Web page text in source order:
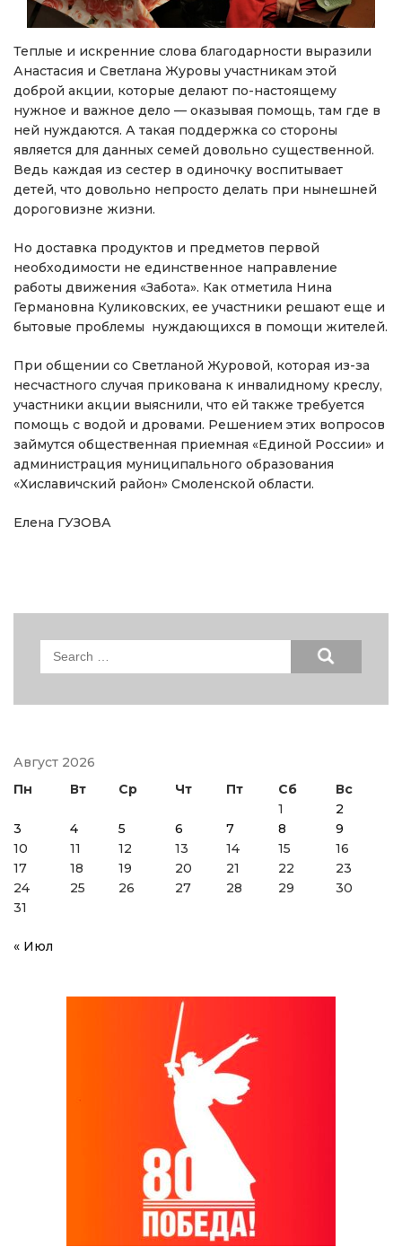
Теплые и искренние слова благодарности выразили
Анастасия и Светлана Журовы участникам этой
доброй акции, которые делают по-настоящему
нужное и важное дело — оказывая помощь, там где в
ней нуждаются. А такая поддержка со стороны
является для данных семей довольно существенной.
Ведь каждая из сестер в одиночку воспитывает
детей, что довольно непросто делать при нынешней
дороговизне жизни.
Но доставка продуктов и предметов первой
необходимости не единственное направление
работы движения «Забота». Как отметила Нина
Германовна Куликовских, ее участники решают еще и
бытовые проблемы нуждающихся в помощи жителей.
При общении со Светланой Журовой, которая из-за
несчастного случая прикована к инвалидному креслу,
участники акции выяснили, что ей также требуется
помощь с водой и дровами. Решением этих вопросов
займутся общественная приемная «Единой России» и
администрация муниципального образования
«Хиславичский район» Смоленской области.
Елена ГУЗОВА
Search
Август 2026
Пн
Вт Ср Чт Пт Сб
Вс
1
2
3
4 5 6 7 8
9
10
11 12 13 14 15
16
17
18 19 20 21 22
23
24
25 26 27 28 29
30
31
« Июл